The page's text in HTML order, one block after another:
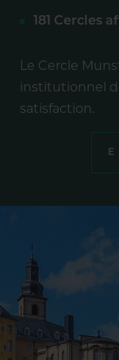
181 Cercles
Le Cercle
institutionnel
satisfaction.